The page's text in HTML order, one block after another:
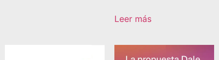
Leer más